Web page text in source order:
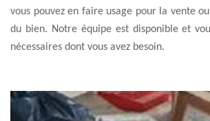
vous pouvez en faire usage pour la vente
du bien. Notre équipe est disponible et
nécessaires dont vous avez besoin.